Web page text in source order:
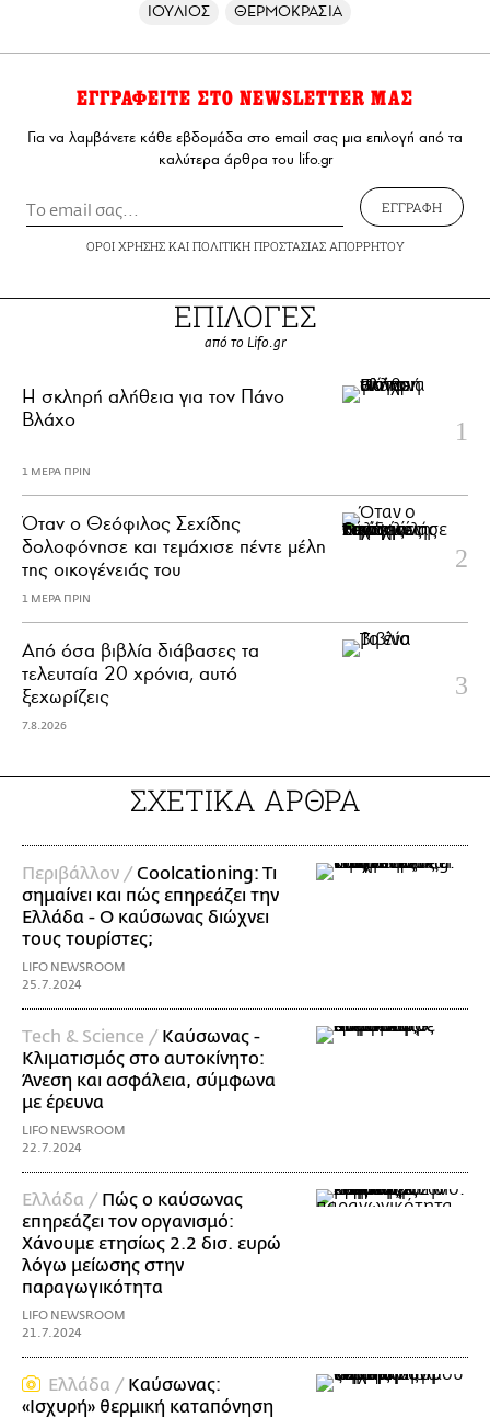
ΙΟΥΛΙΟΣ
ΘΕΡΜΟΚΡΑΣΙΑ
ΕΓΓΡΑΦΕΙΤΕ ΣΤΟ NEWSLETTER ΜΑΣ
Για να λαμβάνετε κάθε εβδομάδα στο email σας μια επιλογή από τα
καλύτερα άρθρα του lifo.gr
ΕΓΓΡΑΦΗ
ΟΡΟΙ ΧΡΗΣΗΣΚΑΙ ΠΟΛΙΤΙΚΗ ΠΡΟΣΤΑΣΙΑΣ ΑΠΟΡΡΗΤΟΥ
ΕΠΙΛΟΓΕΣ
από το Lifo.gr
H σκληρή αλήθεια για τον Πάνο
Βλάχο
1 ΜΕΡΑ ΠΡΙΝ
Όταν ο Θεόφιλος Σεχίδης
δολοφόνησε και τεμάχισε πέντε μέλη
της οικογένειάς του
1 ΜΕΡΑ ΠΡΙΝ
Από όσα βιβλία διάβασες τα
τελευταία 20 χρόνια, αυτό
ξεχωρίζεις
7.8.2026
ΣΧΕΤΙΚΑ ΑΡΘΡΑ
Περιβάλλον /Coolcationing: Tι
σημαίνει και πώς επηρεάζει την
Ελλάδα - O καύσωνας διώχνει
τους τουρίστες;
LIFO NEWSROOM
25.7.2024
Τech & Science / Καύσωνας -
Κλιματισμός στο αυτοκίνητο:
Άνεση και ασφάλεια, σύμφωνα
με έρευνα
LIFO NEWSROOM
22.7.2024
Ελλάδα / Πώς ο καύσωνας
επηρεάζει τον οργανισμό:
Χάνουμε ετησίως 2.2 δισ. ευρώ
λόγω μείωσης στην
παραγωγικότητα
LIFO NEWSROOM
21.7.2024
Ελλάδα / Καύσωνας:
«Ισχυρή» θερμική καταπόνηση